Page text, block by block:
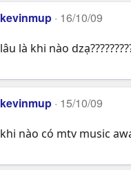
kevinmup 16/10/09
lâu là khi nào
kevinmup 15/10/09
khi nào có mtv music